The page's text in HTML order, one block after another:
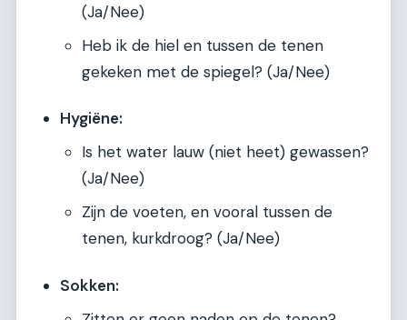
(Ja/Nee)
Heb ik de hiel en tussen de tenen
gekeken met de spiegel? (Ja/Nee)
Hygiëne:
Is het water lauw (niet heet) gewassen?
(Ja/Nee)
Zijn de voeten, en vooral tussen de
tenen, kurkdroog? (Ja/Nee)
Sokken: